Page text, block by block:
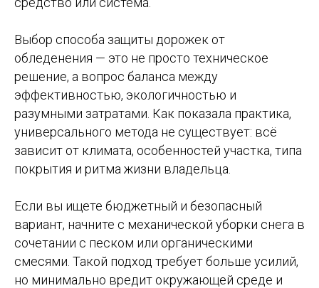
Выбор способа защиты дорожек от
обледенения — это не просто техническое
решение, а вопрос баланса между
эффективностью, экологичностью и
разумными затратами. Как показала практика,
универсального метода не существует: всё
зависит от климата, особенностей участка, типа
покрытия и ритма жизни владельца.
Если вы ищете бюджетный и безопасный
вариант, начните с механической уборки снега в
сочетании с песком или органическими
смесями. Такой подход требует больше усилий,
но минимально вредит окружающей среде и